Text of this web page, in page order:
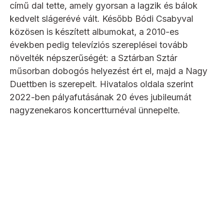
című dal tette, amely gyorsan a lagzik és bálok
kedvelt slágerévé vált. Később Bódi Csabyval
közösen is készített albumokat, a 2010-es
években pedig televíziós szereplései tovább
növelték népszerűségét: a Sztárban Sztár
műsorban dobogós helyezést ért el, majd a Nagy
Duettben is szerepelt. Hivatalos oldala szerint
2022-ben pályafutásának 20 éves jubileumát
nagyzenekaros koncertturnéval ünnepelte.